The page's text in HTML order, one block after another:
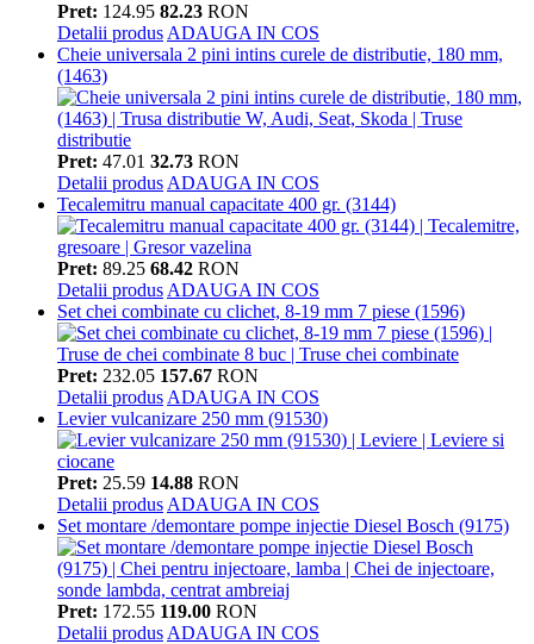
Pret: 124.95 82.23 RON
Detalii produs ADAUGA IN COS
Cheie universala 2 pini intins curele de distributie, 180 mm,
(1463)
Pret: 47.01 32.73 RON
Detalii produs ADAUGA IN COS
Tecalemitru manual capacitate 400 gr. (3144)
Pret: 89.25 68.42 RON
Detalii produs ADAUGA IN COS
Set chei combinate cu clichet, 8-19 mm 7 piese (1596)
Pret: 232.05 157.67 RON
Detalii produs ADAUGA IN COS
Levier vulcanizare 250 mm (91530)
Pret: 25.59 14.88 RON
Detalii produs ADAUGA IN COS
Set montare /demontare pompe injectie Diesel Bosch (9175)
Pret: 172.55 119.00 RON
Detalii produs ADAUGA IN COS